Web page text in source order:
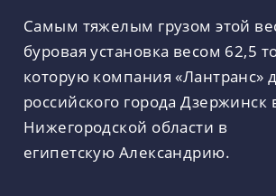
Самым тяжелым грузом этой
буровая установка весом 62,5
которую компания «Лантранс»
российского города Дзержинск
Нижегородской области в
египетскую Александрию.